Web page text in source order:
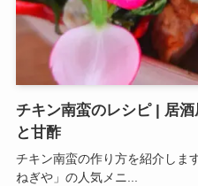
チキン南蛮のレシピ | 居
と甘酢
チキン南蛮の作り方を紹介しま
ねぎや」の人気メニ...